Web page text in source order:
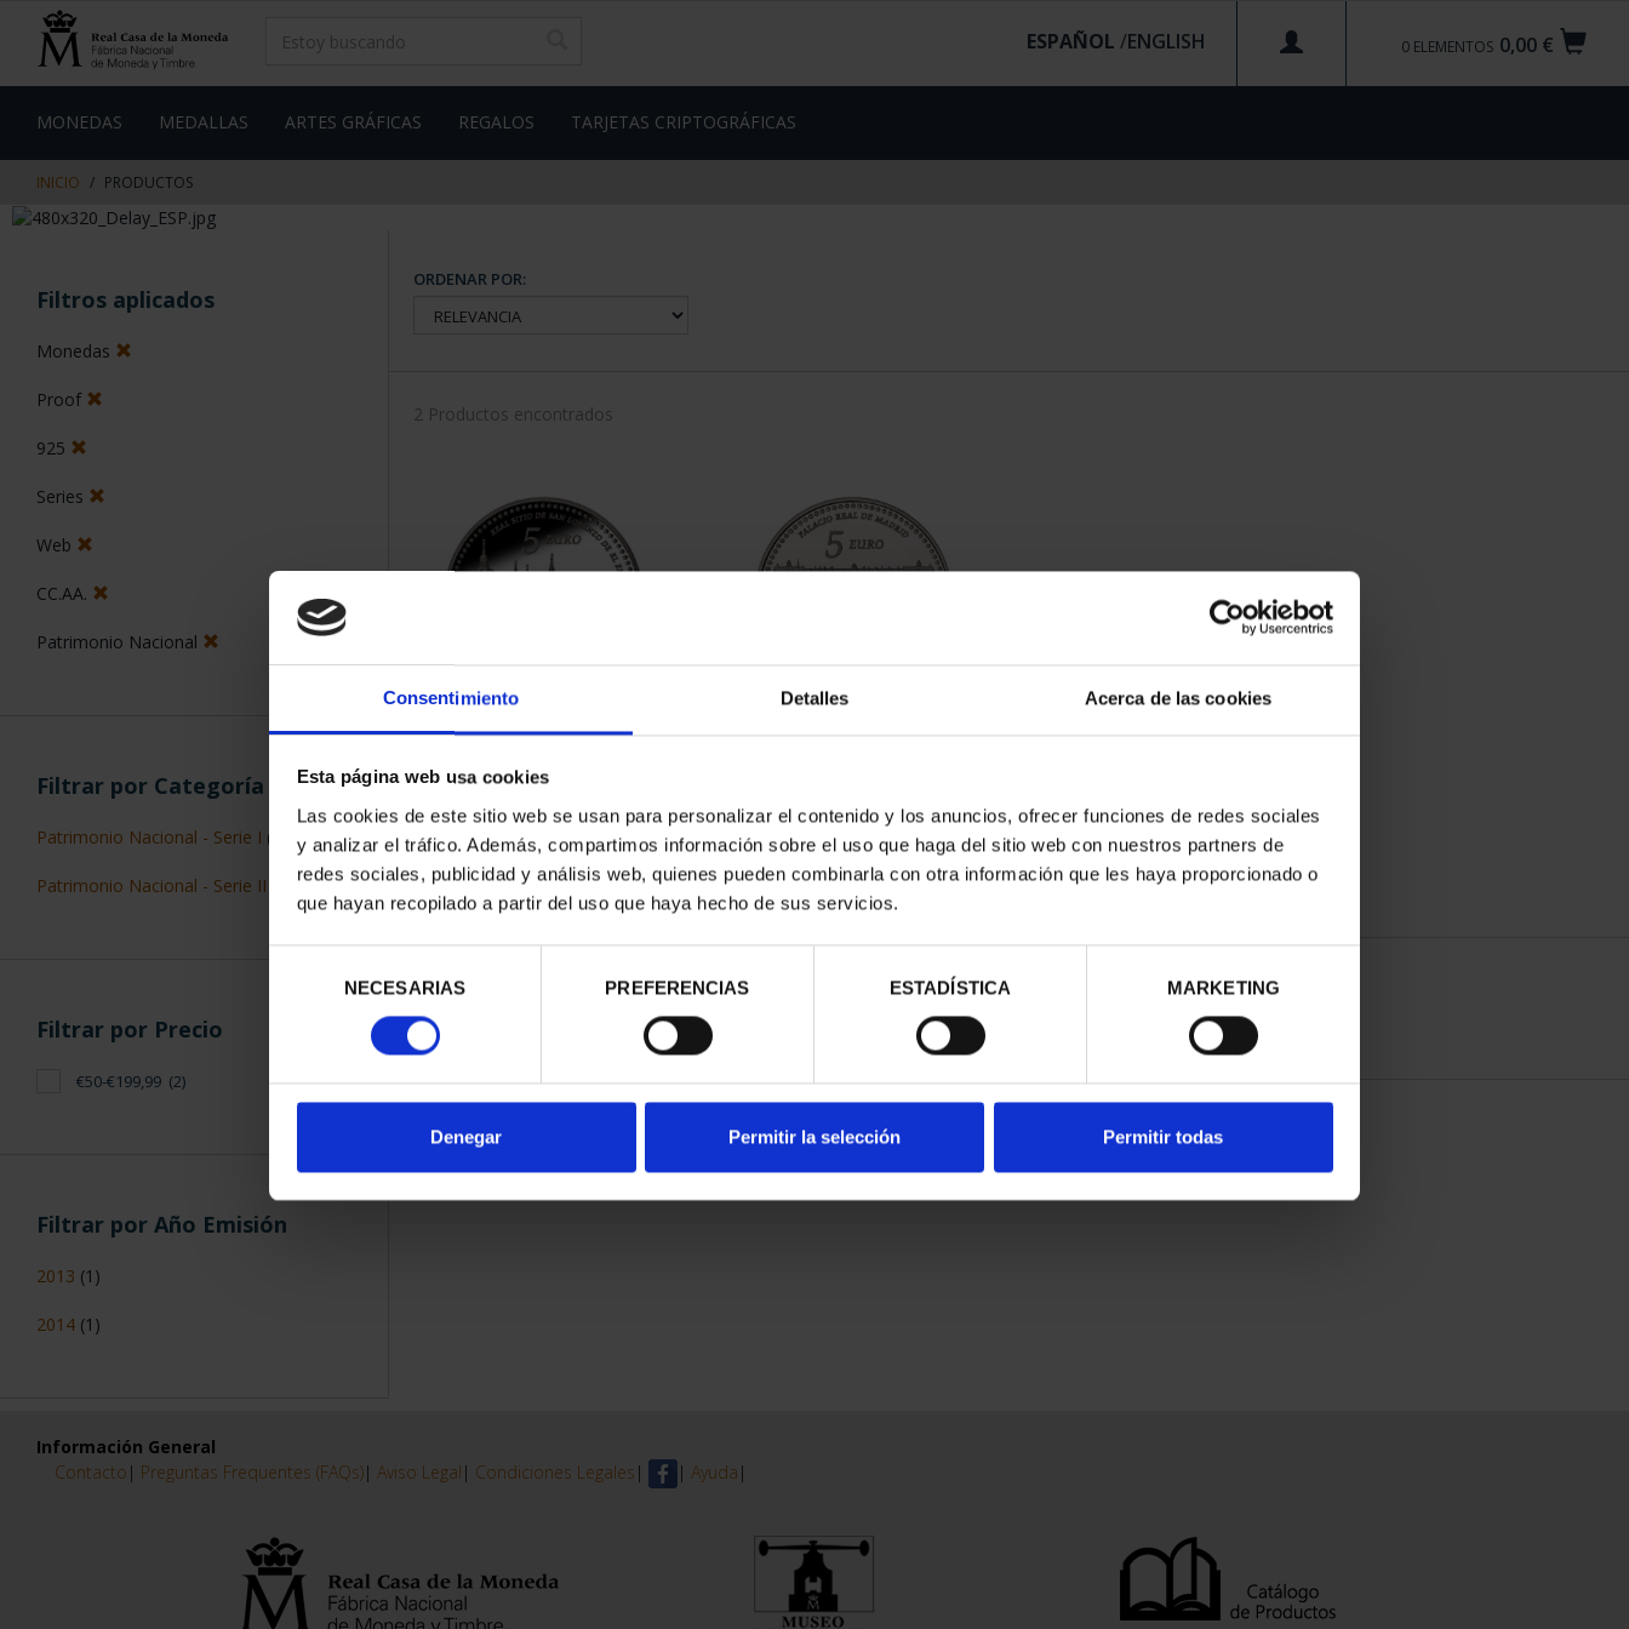
Consentimiento Detalles Acerca de las cookies
Esta página web usa cookies
Las cookies de este sitio web se usan para personalizar el contenido y los anuncios, ofrecer funciones de redes sociales
y analizar el tráfico. Además, compartimos información sobre el uso que haga del sitio web con nuestros partners de
redes sociales, publicidad y análisis web, quienes pueden combinarla con otra información que les haya proporcionado o
que hayan recopilado a partir del uso que haya hecho de sus servicios.
consentimiento
NECESARIAS PREFERENCIAS ESTADÍSTICA MARKETING
Denegar Permitir la selección Permitir todas
contenido
de
0,00 €
0 ELEMENTOS
ESPAÑOL /
MONEDAS MEDALLAS ARTES GRÁFICAS REGALOS TARJETAS CRIPTOGRÁFICAS
INICIO PRODUCTOS
Filtros aplicados
Monedas
Proof
925
Series
Web
CC.AA.
Patrimonio Nacional
Filtrar por Categoría
Patrimonio Nacional - Serie I (1)
Patrimonio Nacional - Serie II
Filtrar por Precio
€50-€199,99 (2)
Filtrar por Año Emisión
2013 (1)
2014 (1)
ORDENAR POR:
2 Productos encontrados
PATRIMONIO NACIONAL I -
73,00 €
PATRIMONIO NACIONAL II -
ORDENAR POR:
Información General
Contacto | Preguntas Frequentes (FAQs)| Aviso Legal | Condiciones Legales | | Ayuda |